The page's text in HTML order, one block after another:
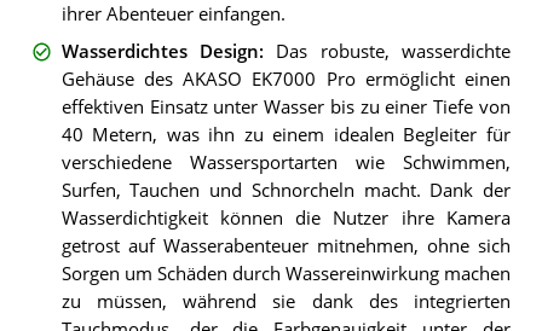
ihrer Abenteuer einfangen.
Wasserdichtes Design: Das robuste, wasserdichte
Gehäuse des AKASO EK7000 Pro ermöglicht einen
effektiven Einsatz unter Wasser bis zu einer Tiefe von
40 Metern, was ihn zu einem idealen Begleiter für
verschiedene Wassersportarten wie Schwimmen,
Surfen, Tauchen und Schnorcheln macht. Dank der
Wasserdichtigkeit können die Nutzer ihre Kamera
getrost auf Wasserabenteuer mitnehmen, ohne sich
Sorgen um Schäden durch Wassereinwirkung machen
zu müssen, während sie dank des integrierten